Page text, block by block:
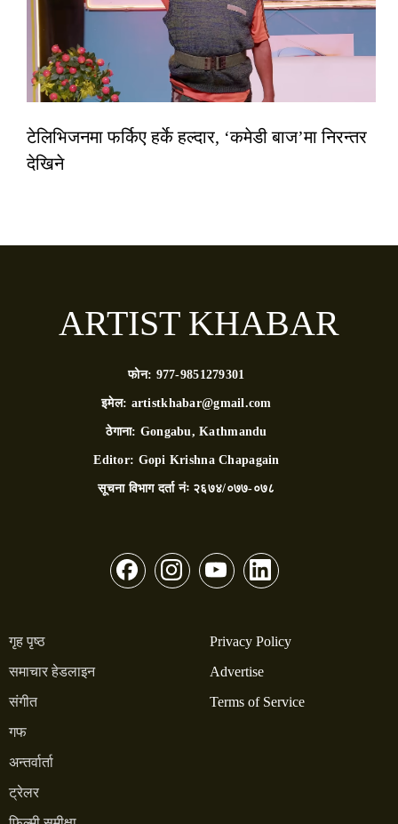
टेलिभिजनमा फर्किए हर्के हल्दार, ‘कमेडी बाज’मा निरन्तर
देखिने
ARTIST KHABAR
फोन: 977-9851279301
इमेल: artistkhabar@gmail.com
ठेगाना: Gongabu, Kathmandu
Editor: Gopi Krishna Chapagain
सूचना विभाग दर्ता नंः २६७४/०७७-०७८
गृह पृष्ठ
समाचार हेडलाइन
संगीत
गफ
अन्तर्वार्ता
ट्रेलर
Privacy Policy
Advertise
Terms of Service